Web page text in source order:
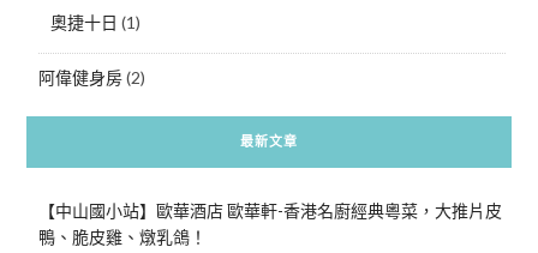
奧捷十日 (1)
阿偉健身房(2)
最新文章
【中山國小站】歐華酒店 歐華軒-香港名廚經典粵菜，大推片皮
鴨、脆皮雞、燉乳鴿！